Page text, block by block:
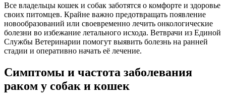
Все владельцы кошек и собак заботятся о комфорте и здоровье
своих питомцев. Крайне важно предотвращать появление
новообразований или своевременно лечить онкологические
болезни во избежание летального исхода. Ветврачи из Единой
Службы Ветеринарии помогут выявить болезнь на ранней
стадии и оперативно начать её лечение.
Симптомы и частота заболевания
раком у собак и кошек